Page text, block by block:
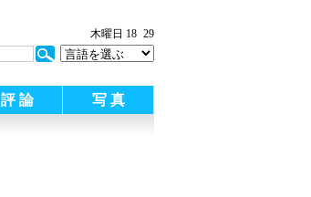
木曜日 18 29
評 論 写 真